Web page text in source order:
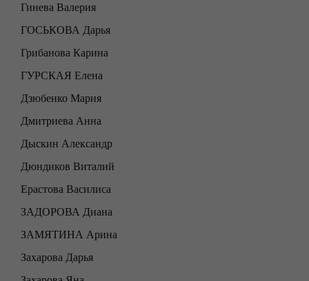
Гинева Валерия
ГОСЬКОВА Дарья
Грибанова Карина
ГУРСКАЯ Елена
Дзюбенко Мария
Дмитриева Анна
Дыскин Александр
Дюндиков Виталий
Ерастова Василиса
ЗАДОРОВА Диана
ЗАМЯТИНА Арина
Захарова Дарья